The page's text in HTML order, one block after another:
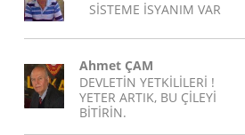
SİSTEME İSYANIM VAR
Ahmet ÇAM
DEVLETİN YETKİLİLERİ !
YETER ARTIK, BU ÇİLEYİ
BİTİRİN.